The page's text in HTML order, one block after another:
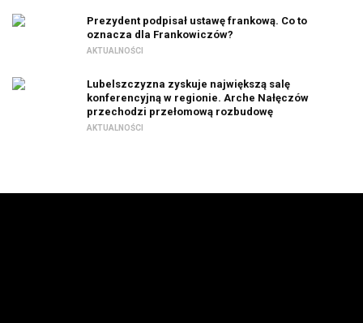
Prezydent podpisał ustawę frankową. Co to
oznacza dla Frankowiczów?
AKTUALNOŚCI
Lubelszczyzna zyskuje największą salę
konferencyjną w regionie. Arche Nałęczów
przechodzi przełomową rozbudowę
AKTUALNOŚCI